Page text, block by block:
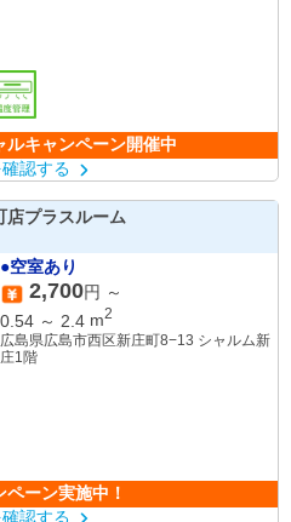
ルキャンペーン開催中
認する
店プラスルーム
●空室あり
2,700円 ～
0.54 ～ 2.4 m2
広島県広島市西区新庄町8−13 シャルム新
庄1階
ーン実施中！
認する